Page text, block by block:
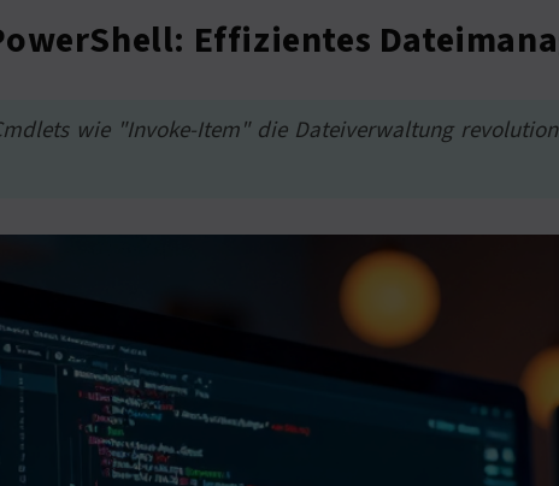
Effizientes
wie "Invoke-Item" die Dateiverwaltung